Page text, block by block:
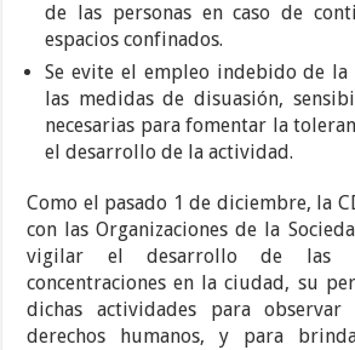
de las personas en caso de
espacios confinados.
Se evite el empleo indebido de la
las medidas de disuasión,
necesarias para fomentar la
el desarrollo de la actividad.
Como el pasado 1 de diciembre, la
con las Organizaciones de la
vigilar el desarrollo de las
concentraciones en la ciudad, su
dichas actividades para
derechos humanos, y para